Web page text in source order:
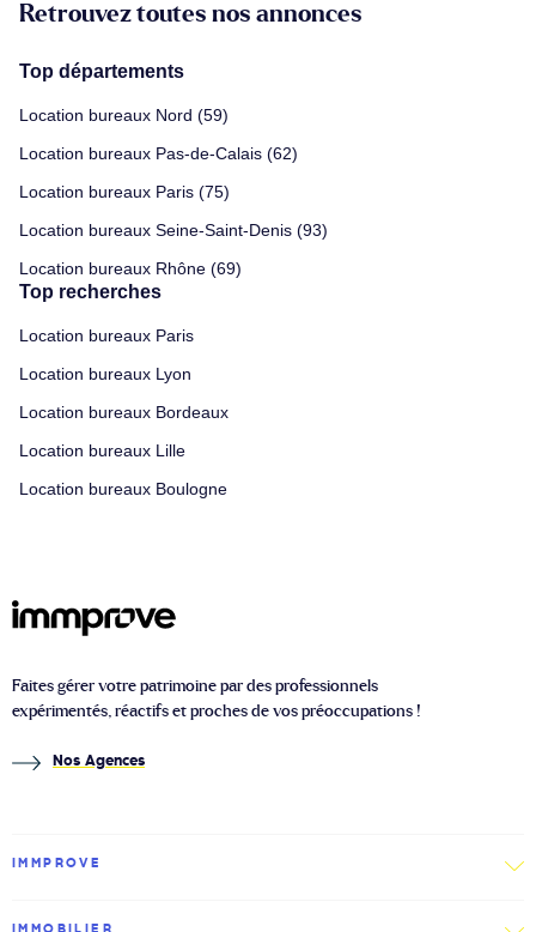
Retrouvez toutes nos annonces
Top départements
Location bureaux Nord (59)
Location bureaux Pas-de-Calais (62)
Location bureaux Paris (75)
Location bureaux Seine-Saint-Denis (93)
Location bureaux Rhône (69)
Top recherches
Location bureaux Paris
Location bureaux Lyon
Location bureaux Bordeaux
Location bureaux Lille
Location bureaux Boulogne
Faites gérer votre patrimoine par des professionnels
expérimentés, réactifs et proches de vos préoccupations !
Nos Agences
IMMPROVE
IMMOBILIER